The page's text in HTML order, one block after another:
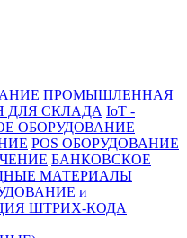
ПРОМЫШЛЕННАЯ
ДЛЯ СКЛАДА IoT -
ОБОРУДОВАНИЕ
POS ОБОРУДОВАНИЕ
БАНКОВСКОЕ
МАТЕРИАЛЫ
и
ШТРИХ-КОДА